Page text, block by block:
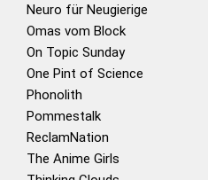
Neuro für Neugierige
Omas vom Block
On Topic Sunday
One Pint of Science
Phonolith
Pommestalk
ReclamNation
The Anime Girls